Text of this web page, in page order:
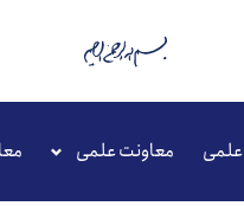
معاونت علمی